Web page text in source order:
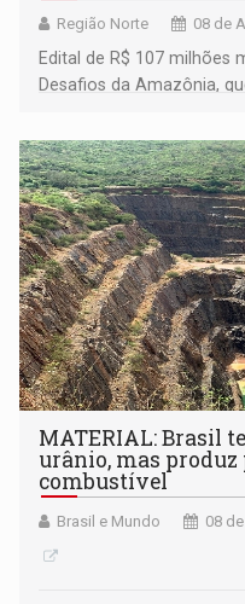
Região Norte 08 de
Edital de R$ 107 milhões
Desafios da Amazônia,
submissão de pré-
setembro
MATERIAL: Brasil
urânio, mas
combustível
Brasil e Mundo 08